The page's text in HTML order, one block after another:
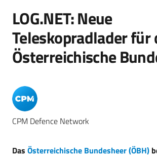
LOG.NET: Neue
Teleskopradlader für
Österreichische
CPM Defence Network
Das Österreichische Bundesheer (ÖBH)